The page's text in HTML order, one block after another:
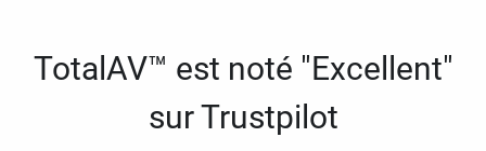
TotalAV™ est noté "Excellent"
sur Trustpilot